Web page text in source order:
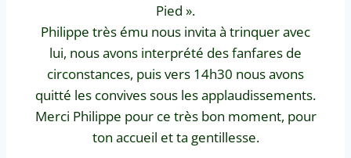
Pied ».
Philippe très ému nous invita à trinquer avec
lui, nous avons interprété des fanfares de
circonstances, puis vers 14h30 nous avons
quitté les convives sous les applaudissements.
Merci Philippe pour ce très bon moment, pour
ton accueil et ta gentillesse.